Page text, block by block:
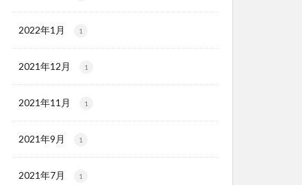
2022年1月 1
2021年12月 1
2021年11月 1
2021年9月 1
2021年7月 1